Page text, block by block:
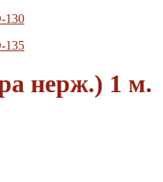
130
135
нерж.) 1 м.